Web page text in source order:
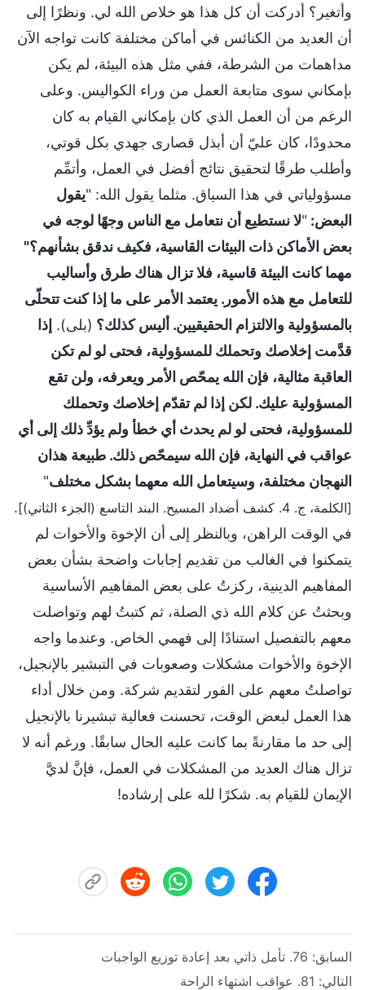
وأتغير؟ أدركت أن كل هذا هو خلاص الله لي. ونظرًا إلى
أن العديد من الكنائس في أماكن مختلفة كانت تواجه الآن
مداهمات من الشرطة، ففي مثل هذه البيئة، لم يكن
بإمكاني سوى متابعة العمل من وراء الكواليس. وعلى
الرغم من أن العمل الذي كان بإمكاني القيام به كان
محدودًا، كان عليّ أن أبذل قصارى جهدي بكل قوتي،
وأطلب طرقًا لتحقيق نتائج أفضل في العمل، وأتمِّم
مسؤولياتي في هذا السياق. مثلما يقول الله: "يقول
البعض: "لا نستطيع أن نتعامل مع الناس وجهًا لوجه في
بعض الأماكن ذات البيئات القاسية، فكيف ندقق بشأنهم؟"
مهما كانت البيئة قاسية، فلا تزال هناك طرق وأساليب
للتعامل مع هذه الأمور. يعتمد الأمر على ما إذا كنت تتحلّى
بالمسؤولية والالتزام الحقيقيين. أليس كذلك؟ (بلى). إذا
قدَّمت إخلاصك وتحملك للمسؤولية، فحتى لو لم تكن
العاقبة مثالية، فإن الله يمحّص الأمر ويعرفه، ولن تقع
المسؤولية عليك. لكن إذا لم تقدّم إخلاصك وتحملك
للمسؤولية، فحتى لو لم يحدث أي خطأ ولم يؤدِّ ذلك إلى أي
عواقب في النهاية، فإن الله سيمحّص ذلك. طبيعة هذان
النهجان مختلفة، وسيتعامل الله معهما بشكل مختلف"
[الكلمة، ج. 4. كشف أضداد المسيح. البند التاسع (الجزء الثاني)]
.
في الوقت الراهن، وبالنظر إلى أن الإخوة والأخوات لم
يتمكنوا في الغالب من تقديم إجابات واضحة بشأن بعض
المفاهيم الدينية، ركزتُ على بعض المفاهيم الأساسية
وبحثتُ عن كلام الله ذي الصلة، ثم كتبتُ لهم وتواصلت
معهم بالتفصيل استنادًا إلى فهمي الخاص. وعندما واجه
الإخوة والأخوات مشكلات وصعوبات في التبشير بالإنجيل،
تواصلتُ معهم على الفور لتقديم شركة. ومن خلال أداء
هذا العمل لبعض الوقت، تحسنت فعالية تبشيرنا بالإنجيل
إلى حد ما مقارنةً بما كانت عليه الحال سابقًا. ورغم أنه لا
تزال هناك العديد من المشكلات في العمل، فإنَّ لديَّ
الإيمان للقيام به. شكرًا لله على إرشاده!
السابق: 76. تأمل ذاتي بعد إعادة توزيع الواجبات
التالي: 81. عواقب اشتهاء الراحة